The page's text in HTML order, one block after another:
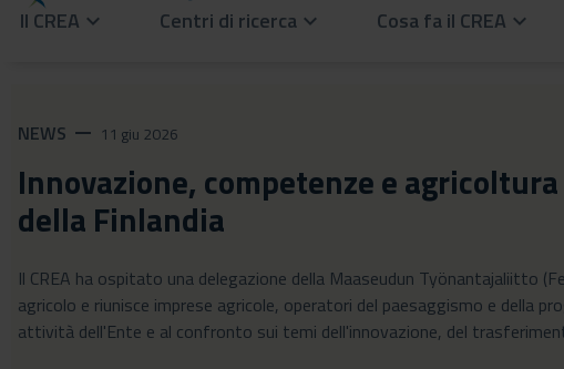
Il CREA keyboard_arrow_down Centri di ricerca keyboard_arrow_down Cosa fa il CREA keyboard_arrow_down
NEWS remove 11 giu 2026
Innovazione, competenze e
della Finlandia
Il CREA ha ospitato una delegazione della Maaseudun Työnantajaliitto
agricolo e riunisce imprese agricole, operatori del paesaggismo e della
attività dell'Ente e al confronto sui temi dell'innovazione, del